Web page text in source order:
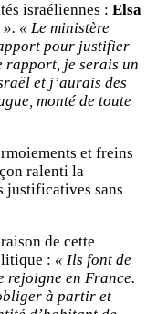
israéliennes : Elsa
». « Le ministère
pour justifier
rapport, je serais un
et j’aurais des
monté de toute
et freins
ralenti la
justificatives sans
de cette
: « Ils font de
rejoigne en France.
à partir et